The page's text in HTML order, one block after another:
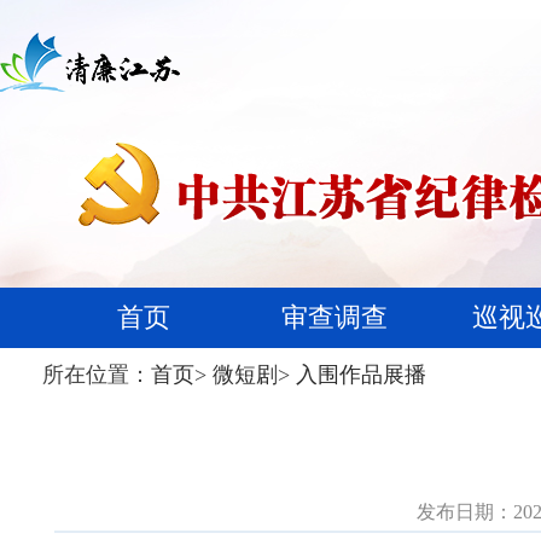
首页 审查调查 巡视
所在位置： 首页> 微短剧 > 入围作品展播
发布日期：